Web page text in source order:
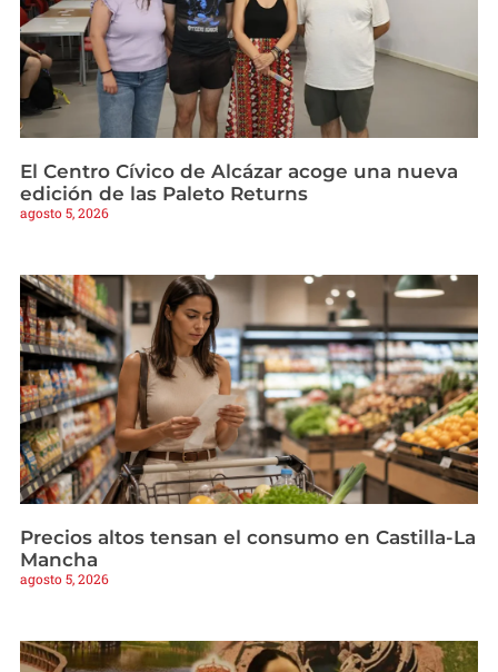
El Centro Cívico de Alcázar acoge una nueva
edición de las Paleto Returns
agosto 5, 2026
Precios altos tensan el consumo en Castilla-La
Mancha
agosto 5, 2026